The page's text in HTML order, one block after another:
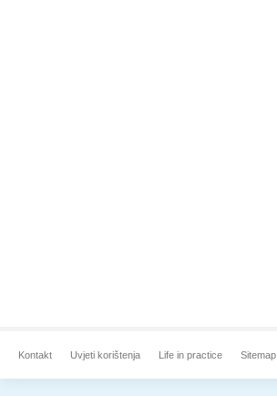
Kontakt Uvjeti korištenja Life in practice Sitemap